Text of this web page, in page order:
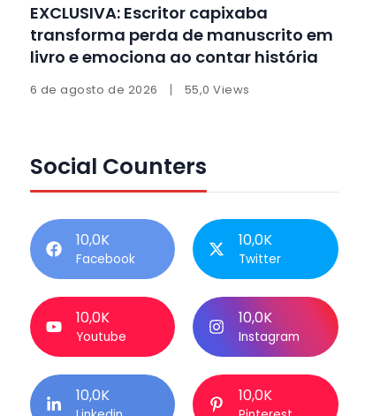
EXCLUSIVA: Escritor capixaba
transforma perda de manuscrito em
livro e emociona ao contar história
6 de agosto de 2026 55,0 Views
Social Counters
10,0K
Facebook
10,0K
Twitter
10,0K
Youtube
10,0K
Instagram
10,0K 10,0K